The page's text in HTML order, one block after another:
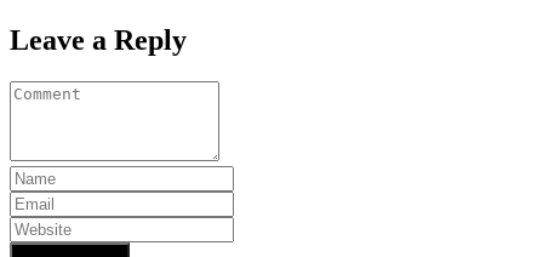
Leave a Reply